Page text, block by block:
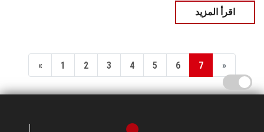
اقرأ المزيد
« 1 2 3 4 5 6 7 »